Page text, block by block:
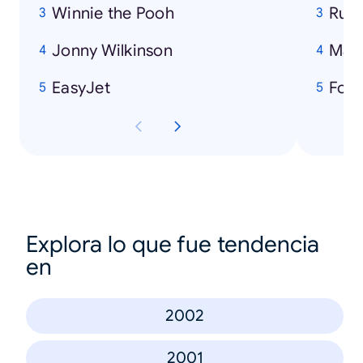
Winnie the Pooh
Jonny Wilkinson
EasyJet
Explora lo que fue tendencia
en
2002
2001